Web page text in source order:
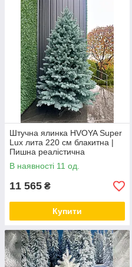
Штучна ялинка HVOYA Super
Lux лита 220 см блакитна |
Пишна реалістична
димчасто-блакитна ялинка
В наявності 11 од.
11 565 ₴
Купити